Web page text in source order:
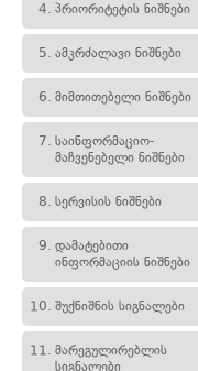
4. პრიორიტეტის ნიშნები
5. ამკრძალავი ნიშნები
6. მიმთითებელი ნიშნები
7. საინფორმაციო-
მაჩვენებელი ნიშნები
8. სერვისის ნიშნები
9. დამატებითი
ინფორმაციის ნიშნები
10. შუქნიშნის სიგნალები
11. მარეგულირებლის
სიგნალები